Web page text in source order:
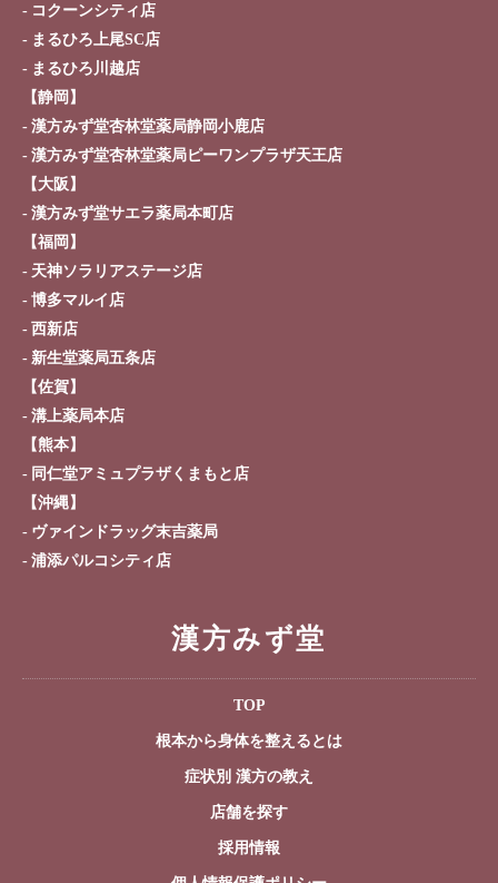
コクーンシティ店
まるひろ上尾SC店
まるひろ川越店
【静岡】
漢方みず堂杏林堂薬局静岡小鹿店
漢方みず堂杏林堂薬局ピーワンプラザ天王店
【大阪】
漢方みず堂サエラ薬局本町店
【福岡】
天神ソラリアステージ店
博多マルイ店
西新店
新生堂薬局五条店
【佐賀】
溝上薬局本店
【熊本】
同仁堂アミュプラザくまもと店
【沖縄】
ヴァインドラッグ末吉薬局
浦添パルコシティ店
漢方みず堂
TOP
根本から身体を整えるとは
症状別 漢方の教え
店舗を探す
採用情報